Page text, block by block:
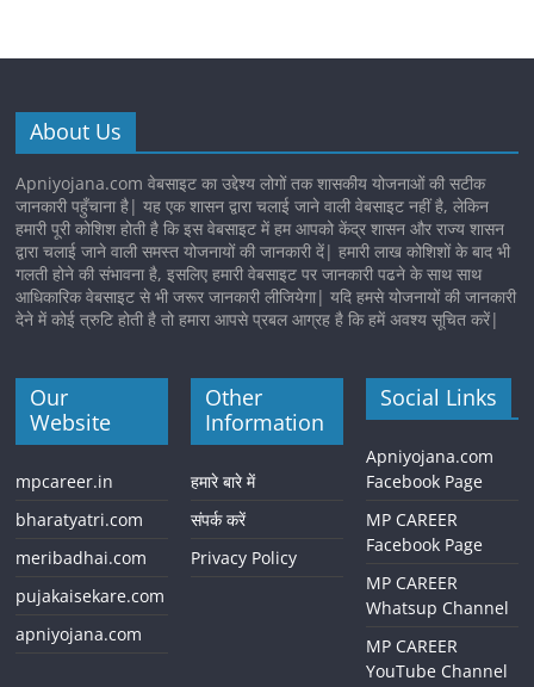
About Us
Apniyojana.com वेबसाइट का उद्देश्य लोगों तक शासकीय योजनाओं की सटीक
जानकारी पहुँचाना है| यह एक शासन द्वारा चलाई जाने वाली वेबसाइट नहीं है, लेकिन
हमारी पूरी कोशिश होती है कि इस वेबसाइट में हम आपको केंद्र शासन और राज्य शासन
द्वारा चलाई जाने वाली समस्त योजनायों की जानकारी दें| हमारी लाख कोशिशों के बाद भी
गलती होने की संभावना है, इसलिए हमारी वेबसाइट पर जानकारी पढने के साथ साथ
आधिकारिक वेबसाइट से भी जरूर जानकारी लीजियेगा| यदि हमसे योजनायों की जानकारी
देने में कोई त्रुटि होती है तो हमारा आपसे प्रबल आग्रह है कि हमें अवश्य सूचित करें|
Our
Website
mpcareer.in
bharatyatri.com
meribadhai.com
pujakaisekare.com
apniyojana.com
Other
Information
हमारे बारे में
संपर्क करें
Privacy Policy
Social Links
Apniyojana.com
Facebook Page
MP CAREER
Facebook Page
MP CAREER
Whatsup Channel
MP CAREER
YouTube Channel